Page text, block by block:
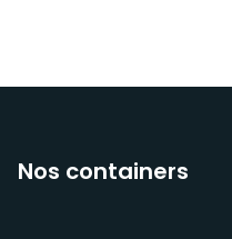
Nos containers